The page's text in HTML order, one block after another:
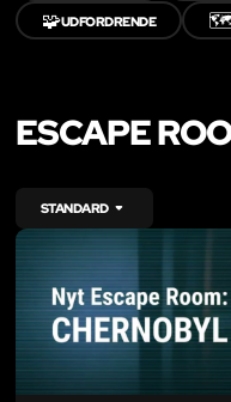
🧩UDFORDRENDE
ESCAPE
STANDARD